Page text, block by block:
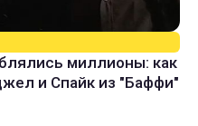
миллионы: как
и Спайк из "Баффи"